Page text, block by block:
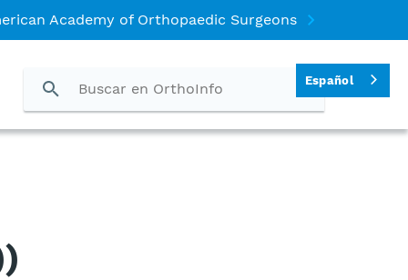
Academy of Orthopaedic Surgeons
Español